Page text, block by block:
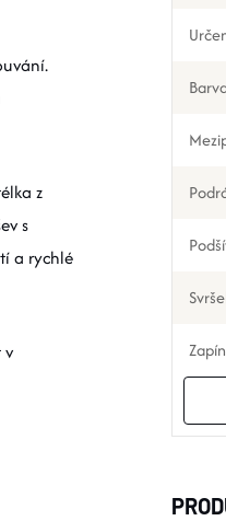
z
s
a rychlé
v